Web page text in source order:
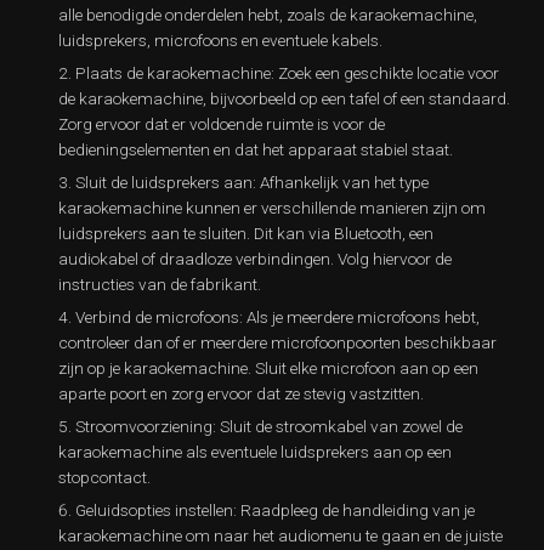
alle benodigde onderdelen hebt, zoals de karaokemachine,
luidsprekers, microfoons en eventuele kabels.
Plaats de karaokemachine: Zoek een geschikte locatie voor
de karaokemachine, bijvoorbeeld op een tafel of een standaard.
Zorg ervoor dat er voldoende ruimte is voor de
bedieningselementen en dat het apparaat stabiel staat.
Sluit de luidsprekers aan: Afhankelijk van het type
karaokemachine kunnen er verschillende manieren zijn om
luidsprekers aan te sluiten. Dit kan via Bluetooth, een
audiokabel of draadloze verbindingen. Volg hiervoor de
instructies van de fabrikant.
Verbind de microfoons: Als je meerdere microfoons hebt,
controleer dan of er meerdere microfoonpoorten beschikbaar
zijn op je karaokemachine. Sluit elke microfoon aan op een
aparte poort en zorg ervoor dat ze stevig vastzitten.
Stroomvoorziening: Sluit de stroomkabel van zowel de
karaokemachine als eventuele luidsprekers aan op een
stopcontact.
Geluidsopties instellen: Raadpleeg de handleiding van je
karaokemachine om naar het audiomenu te gaan en de juiste